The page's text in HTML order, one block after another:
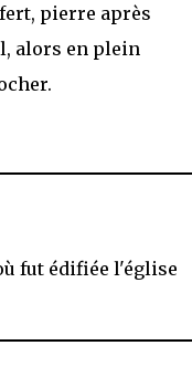
pierre après
alors en plein
fut édifiée l'église